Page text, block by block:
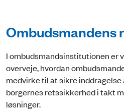
Ombudsmandens
I ombudsmandsinstitutionen er
overveje, hvordan
medvirke til at sikre
borgernes retssikkerhed i takt
løsninger.